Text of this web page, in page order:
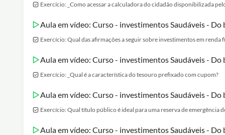
Exercício: _Como acessar a calculadora do cidadão disponibilizada
Aula em vídeo: Curso - investimentos Saudáveis -
Exercício: Qual das afirmações a seguir sobre investimentos em renda
Aula em vídeo: Curso - investimentos Saudáveis -
Exercício: _Qual é a característica do tesouro prefixado com cupom?
Aula em vídeo: Curso - investimentos Saudáveis -
Exercício: Qual título público é ideal para uma reserva de emergência
Aula em vídeo: Curso - investimentos Saudáveis - Do